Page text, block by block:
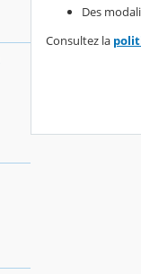
Des
Consultez la